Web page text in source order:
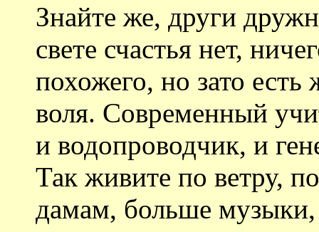
Знайте же, други
свете счастья нет,
похожего, но зато
воля. Современный
и водопроводчик, и
Так живите по ветру,
дамам, больше